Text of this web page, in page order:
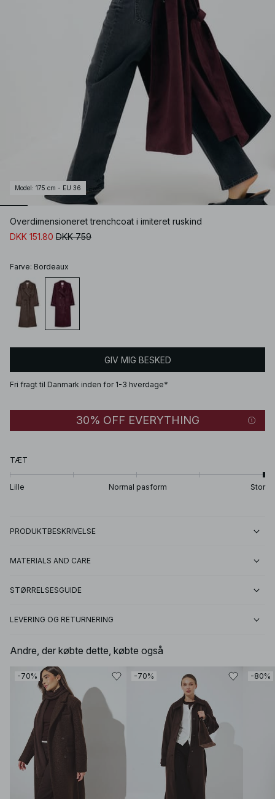
Model : 175 cm - EU 36
Overdimensioneret trenchcoat i imiteret ruskind
DKK 151.80 DKK 759
Farve: Bordeaux
GIV MIG BESKED
Fri fragt til Danmark inden for 1-3 hverdage*
30% OFF EVERYTHING
TÆT
Lille Normal pasform Stor
PRODUKTBESKRIVELSE
MATERIALS AND CARE
STØRRELSESGUIDE
LEVERING OG RETURNERING
Andre, der købte dette, købte også
-70% -70% -80%